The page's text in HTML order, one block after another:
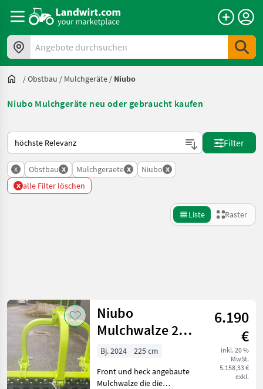
Angebote durchsuchen
/Obstbau / Mulchgeräte / Niubo
Niubo Mulchgeräte neu oder gebraucht kaufen
So wird auf Landwirt.com sortiert
Filter
x Obstbau x Mulchgeraete x Niubo x
x alle Filter löschen
Liste Raster
Kategorie 4 Land
AKTUELLER
PFAD
Landtechnik
Zurücksetzen
1
Ergebnisse
anzeigen
Niubo
Mulchwalze 225
NEW
6.190
€
inkl. 20 %
MwSt.
5.158,33 €
exkl.
Bj. 2024
225 cm
Front und heck angebaute
Mulchwalze die die